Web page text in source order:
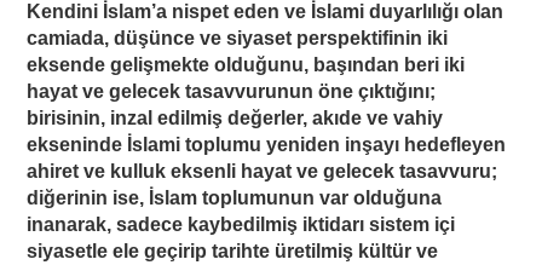
Kendini İslam’a nispet eden ve İslami duyarlılığı olan
camiada, düşünce ve siyaset perspektifinin iki
eksende gelişmekte olduğunu, başından beri iki
hayat ve gelecek tasavvurunun öne çıktığını;
birisinin, inzal edilmiş değerler, akıde ve vahiy
ekseninde İslami toplumu yeniden inşayı hedefleyen
ahiret ve kulluk eksenli hayat ve gelecek tasavvuru;
diğerinin ise, İslam toplumunun var olduğuna
inanarak, sadece kaybedilmiş iktidarı sistem içi
siyasetle ele geçirip tarihte üretilmiş kültür ve